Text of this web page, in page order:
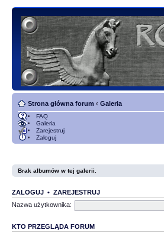
Strona główna forum ‹ Galeria
FAQ
Galeria
Zarejestruj
Zaloguj
Brak albumów w tej galerii.
ZALOGUJ • ZAREJESTRUJ
Nazwa użytkownika:
KTO PRZEGLĄDA FORUM